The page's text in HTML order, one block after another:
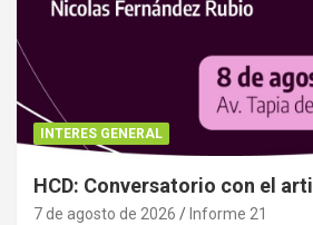
INTERES GENERAL
HCD: Conversatorio con el
7 de agosto de 2026 Informe 21